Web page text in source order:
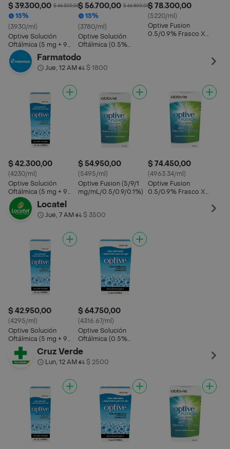
$ 39.300,00 $ 46.300,00
15%
(3930/ml)
Optive Solución
Oftálmica (5 mg + 9
mL)
$ 56.700,00 $ 66.800,00
15%
(3780/ml)
Optive Solución
Oftálmica (0.5%
$ 78.300,00
(5220/ml)
Optive Fusion
0.5/0.9% Frasco X
Farmatodo
Jue, 12 AM• $ 1800
$ 42.300,00
(4230/ml)
Optive Solución
Oftálmica (5 mg + 9
mL)
$ 54.950,00
(5495/ml)
Optive Fusion (5/9/1
mg/mL/0.5/0.9/0.1%)
$ 74.450,00
(4963.34/ml)
Optive Fusion
0.5/0.9% Frasco X
Locatel
Jue, 7 AM• $ 3500
$ 42.950,00
(4295/ml)
Optive Solución
Oftálmica (5 mg + 9
mL)
$ 64.750,00
(4316.67/ml)
Optive Solución
Oftálmica (0.5%
Cruz Verde
Lun, 12 AM• $ 2500